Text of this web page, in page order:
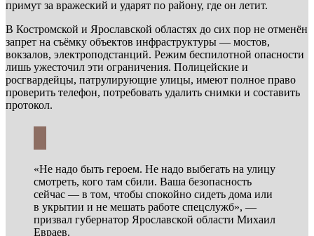
примут за вражеский и ударят по району, где он летит.
В Костромской и Ярославской областях до сих пор не отменён
запрет на съёмку объектов инфраструктуры — мостов,
вокзалов, электроподстанций. Режим беспилотной опасности
лишь ужесточил эти ограничения. Полицейские и
росгвардейцы, патрулирующие улицы, имеют полное право
проверить телефон, потребовать удалить снимки и составить
протокол.
«Не надо быть героем. Не надо выбегать на улицу
смотреть, кого там сбили. Ваша безопасность
сейчас — в том, чтобы спокойно сидеть дома или
в укрытии и не мешать работе спецслужб», —
призвал губернатор Ярославской области Михаил
Евраев.